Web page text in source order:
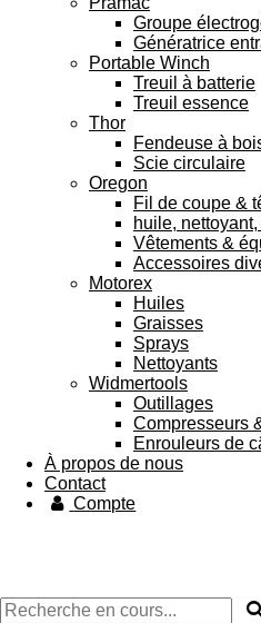
Groupe
Génératrice
Portable Winch
Treuil à batterie
Treuil essence
Thor
Fendeuse à
Scie circulaire
Oregon
Fil de coupe &
huile,
Vêtements &
Accessoires
Motorex
Huiles
Graisses
Sprays
Nettoyants
Widmertools
Outillages
Compresseurs
Enrouleurs de
À propos de nous
Contact
Compte